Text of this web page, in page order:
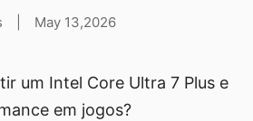
May 13,2026
um Intel Core Ultra 7 Plus e
em jogos?